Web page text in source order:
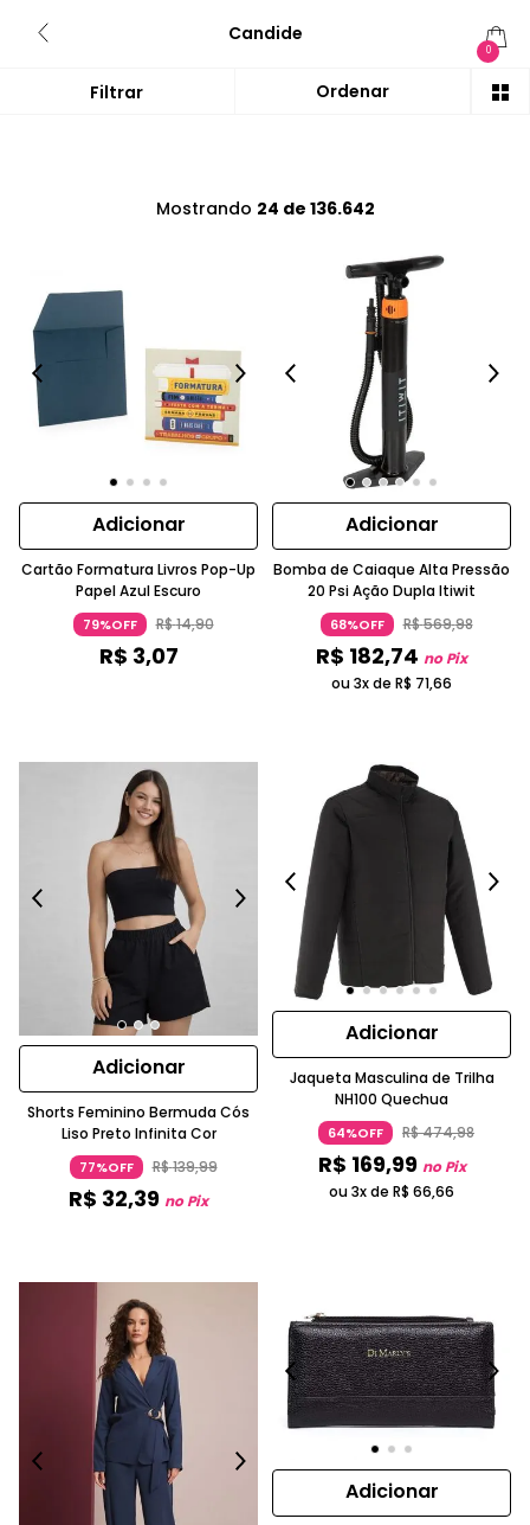
Candide
0
Mostrando 24 de 136.642
Adicionar
Cartão Formatura Livros Pop-Up
Papel Azul Escuro
79%OFF R$14,90
R$ 3,07
Adicionar
Bomba de Caiaque Alta Pressão
20 Psi Ação Dupla Itiwit
68%OFF R$569,98
R$ 182,74 no Pix
ou 3x de R$ 71,66
Adicionar
Shorts Feminino Bermuda Cós
Liso Preto Infinita Cor
77%OFF R$139,99
R$ 32,39 no Pix
Adicionar
Jaqueta Masculina de Trilha
NH100 Quechua
64%OFF R$474,98
R$ 169,99 no Pix
ou 3x de R$ 66,66
Adicionar